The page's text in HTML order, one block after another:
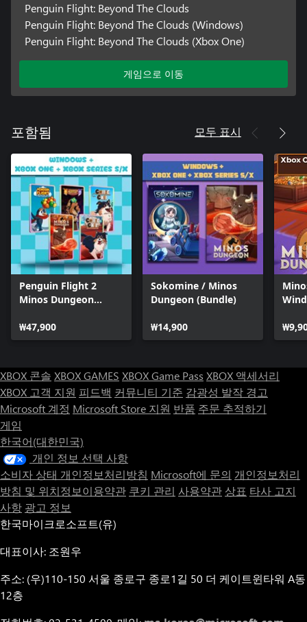
Penguin Flight: Beyond The Clouds
Penguin Flight: Beyond The Clouds (Windows)
Penguin Flight: Beyond The Clouds (Xbox One)
게임으로 이동
포함됨 모두 표시
Penguin Flight 2
Minos Dungeon
Collie 2 (Bundle)
₩47,900
Sokomine / Minos
Dungeon (Bundle)
₩14,900
XBOX 콘솔 XBOX GAMES XBOX Game Pass XBOX 액세서리
XBOX 고객 지원 피드백 커뮤니티 기준 감광성 발작 경고
Microsoft 계정 Microsoft Store 지원 반품 주문 추적하기
게임
한국어(대한민국)
개인 정보 선택 사항
소비자 상태 개인정보처리방침 Microsoft에 문의 개인정보처리
방침 및 위치정보이용약관 쿠키 관리 사용약관 상표 타사 고지
사항 광고 정보
한국마이크로소프트(유)
대표이사: 조원우
주소: (우)110-150 서울 종로구 종로1길 50 더 케이트윈타워 A동
12층